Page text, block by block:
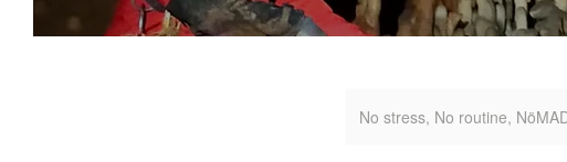
No stress, No routine,